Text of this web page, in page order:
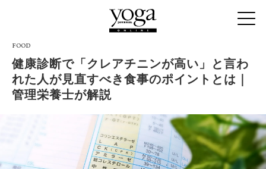
FOOD
健康診断で「クレアチニンが高い」と言わ
れた人が見直すべき食事のポイントとは｜
管理栄養士が解説